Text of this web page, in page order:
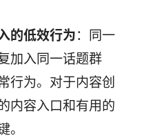
的低效行为：同一
加入同一话题群
行为。对于内容创
内容入口和有用的
。